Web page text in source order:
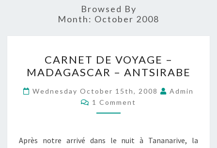
Browsed By
Month: October 2008
DE
VOYAGE
–
MADAGASCAR
–
CARNET DE VOYAGE –
MADAGASCAR – ANTSIRABE
Wednesday October 15th, 2008
Admin
Comments
1 Comment
Après notre arrivé dans le nuit à Tananarive, la